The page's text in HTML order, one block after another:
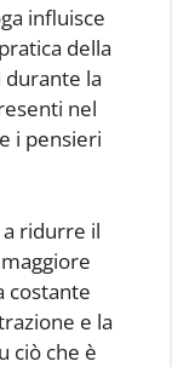
influisce
della
durante la
nel
i pensieri
ridurre il
costante
e la
ciò che è